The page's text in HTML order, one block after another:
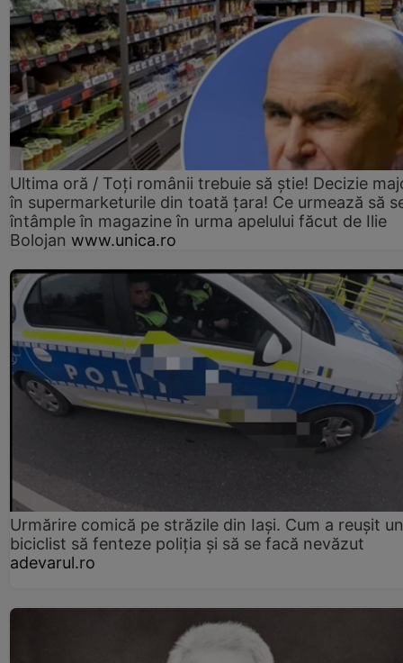
Ultima oră / Toți românii trebuie să știe! Decizie
în supermarketurile din toată țara! Ce urmează să
întâmple în magazine în urma apelului făcut de Ilie
Bolojan www.unica.ro
Urmărire comică pe străzile din Iași. Cum a reușit un
biciclist să fenteze poliția și să se facă nevăzut
adevarul.ro